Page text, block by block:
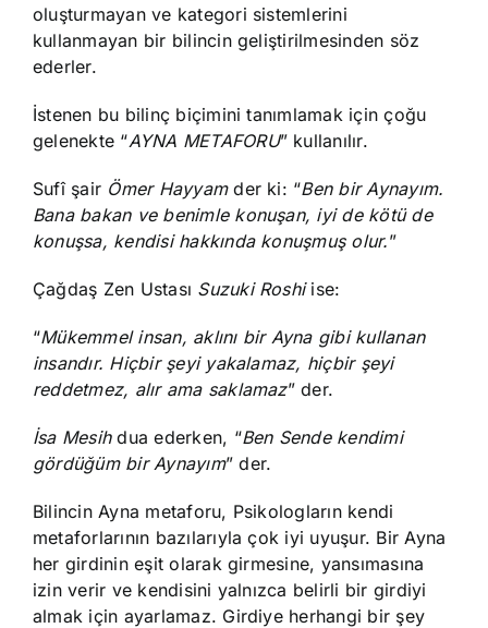
oluşturmayan ve kategori sistemlerini
kullanmayan bir bilincin geliştirilmesinden söz
ederler.
İstenen bu bilinç biçimini tanımlamak için çoğu
gelenekte “AYNA METAFORU” kullanılır.
Sufî şair Ömer Hayyamder ki: “Ben bir Aynayım.
Bana bakan ve benimle konuşan, iyi de kötü de
konuşsa, kendisi hakkında konuşmuş olur.”
Çağdaş Zen Ustası Suzuki Roshiise:
“Mükemmel insan, aklını bir Ayna gibi kullanan
insandır. Hiçbir şeyi yakalamaz, hiçbir şeyi
reddetmez, alır ama saklamaz” der.
İsa Mesihdua ederken, “Ben Sende kendimi
gördüğüm bir Aynayım” der.
Bilincin Ayna metaforu, Psikologların kendi
metaforlarının bazılarıyla çok iyi uyuşur. Bir Ayna
her girdinin eşit olarak girmesine, yansımasına
izin verir ve kendisini yalnızca belirli bir girdiyi
almak için ayarlamaz. Girdiye herhangi bir şey